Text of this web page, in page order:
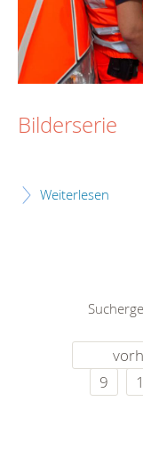
Bilderserie
Weiterlesen
9